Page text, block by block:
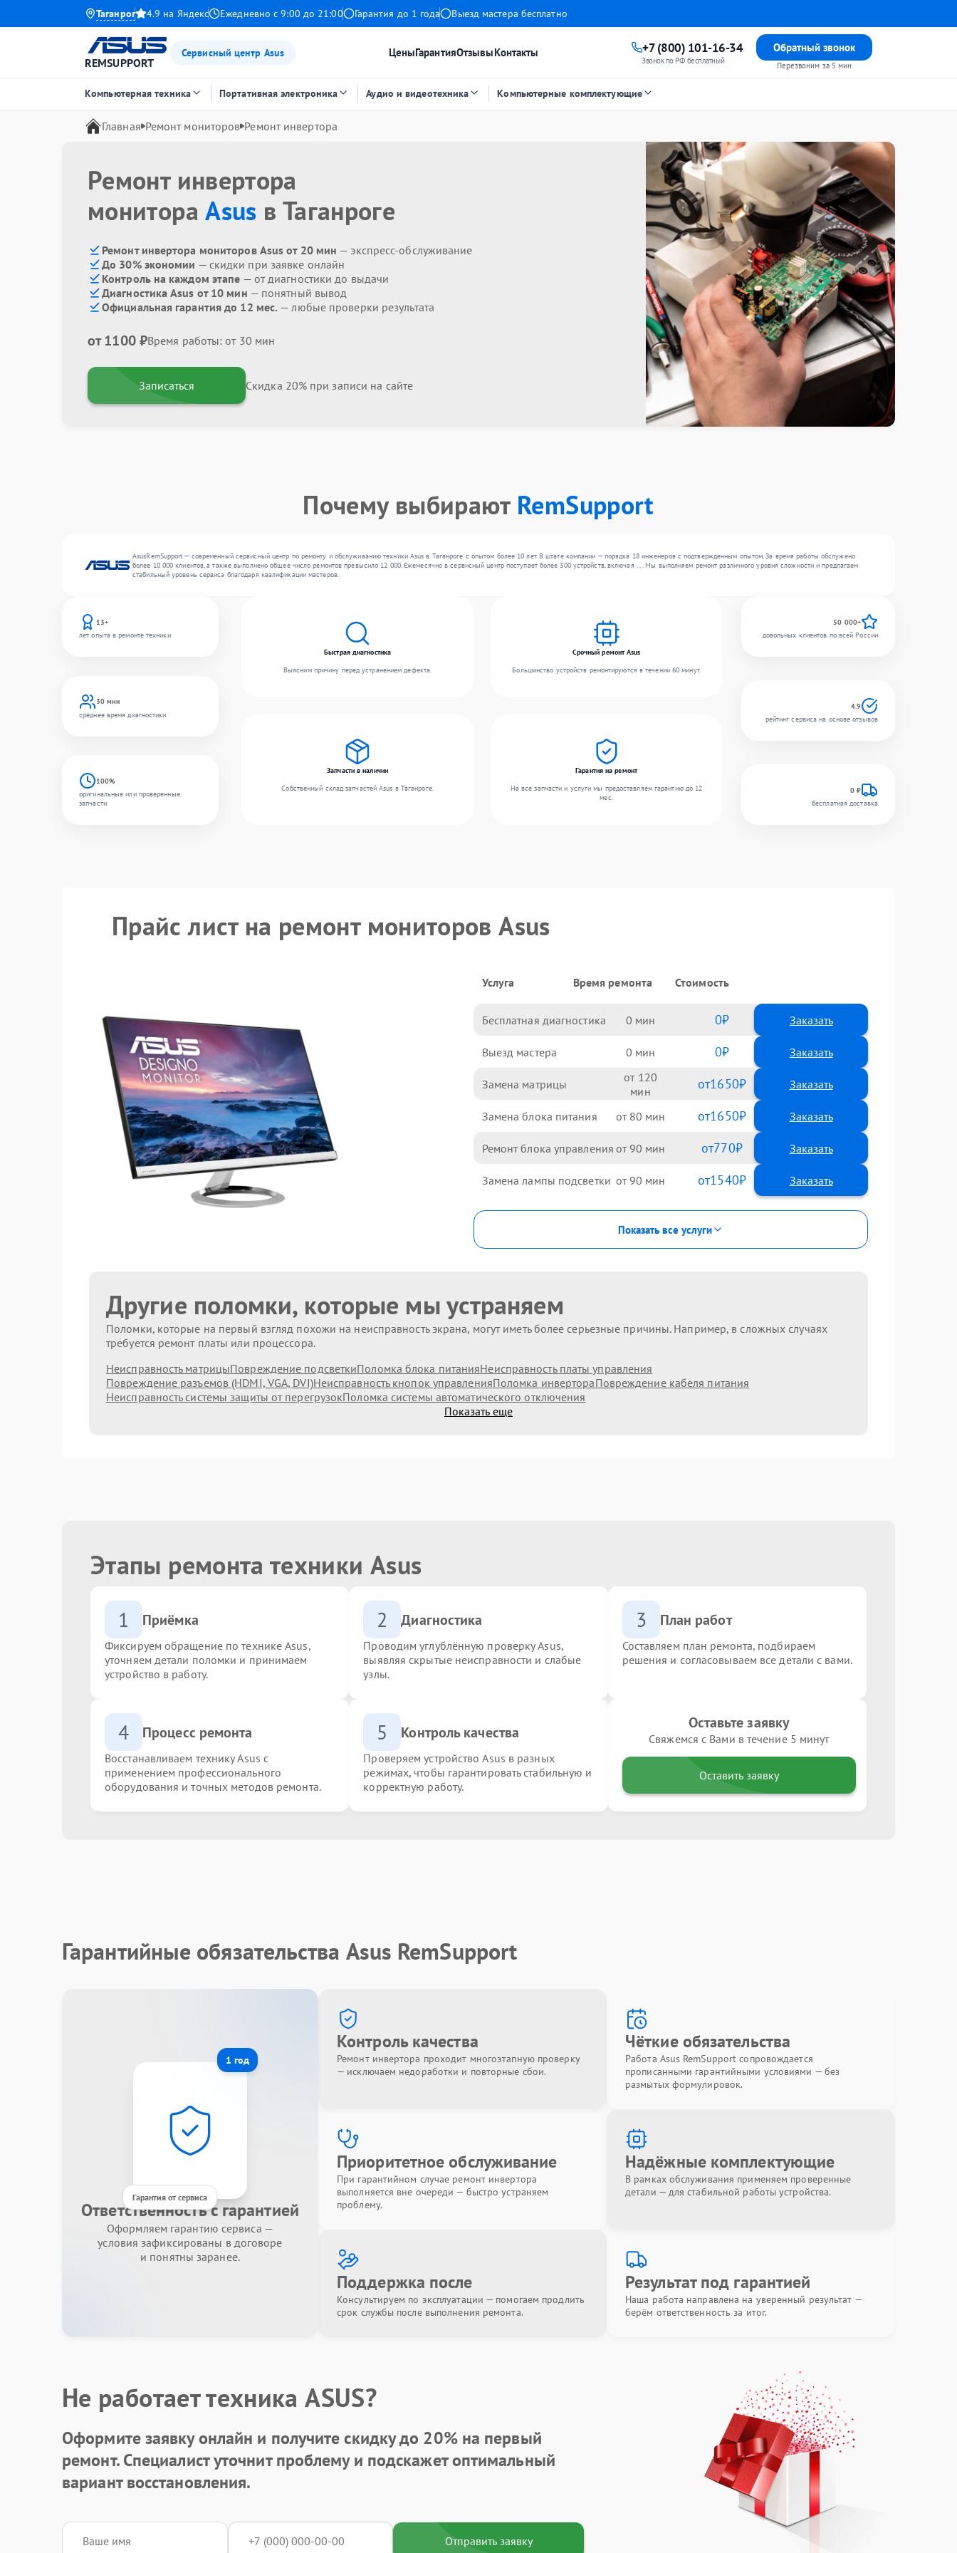
Таганрог 4.9 на Яндекс Ежедневно с 9:00 до 21:00 Гарантия до 1 года Выезд мастера бесплатно
REMSUPPORT
Сервисный центр Asus ЦеныГарантияОтзывыКонтакты +7 (800) 101-16-34
Звонок по РФ бесплатный
Обратный звонок
Перезвоним за 5 мин
Компьютерная техника Портативная электроника Аудио и видеотехника Компьютерные комплектующие
Главная Ремонт мониторов Ремонт инвертора
Ремонт инвертора
монитораAsus в Таганроге
Ремонт инвертора мониторов Asus от 20 мин — экспресс-обслуживание
До 30% экономии — скидки при заявке онлайн
Контроль на каждом этапе — от диагностики до выдачи
Диагностика Asus от 10 мин — понятный вывод
Официальная гарантия до 12 мес. — любые проверки результата
от 1100 ₽Время работы: от 30 мин
Записаться Скидка 20% при записи на сайте
Почему выбирают RemSupport
AsusRemSupport — современный сервисный центр по ремонту и обслуживанию техники Asus в Таганроге с опытом более 10 лет. В штате компании — порядка 18 инженеров с подтвержденным опытом. За время работы обслужено
более 10 000 клиентов, а также выполнено общее число ремонтов превысило 12 000. Ежемесячно в сервисный центр поступает более 300 устройств, включая , , . Мы выполняем ремонт различного уровня сложности и предлагаем
стабильный уровень сервиса благодаря квалификации мастеров.
13+
лет опыта в ремонте техники
30 мин
среднее время диагностики
100%
оригинальные или проверенные
запчасти
Быстрая диагностика
Выясним причину перед устранением дефекта.
Срочный ремонт Asus
Большинство устройств ремонтируются в течении 60 минут.
Запчасти в наличии
Собственный склад запчастей Asus в Таганроге.
Гарантия на ремонт
На все запчасти и услуги мы предоставляем гарантию до 12
мес.
50 000+
довольных клиентов по всей России
4.9
рейтинг сервиса на основе отзывов
0 ₽
бесплатная доставка
Прайс лист на ремонт мониторов Asus
Услуга Время ремонта Стоимость
Бесплатная диагностика 0 0 Заказать
Выезд мастера 0 0 Заказать
Замена матрицы 120 1650
Замена блока питания 80 1650
Ремонт блока управления 90 770
Замена лампы подсветки 90 1540
Показать все услуги
Другие поломки, которые мы устраняем
Поломки, которые на первый взгляд похожи на неисправность экрана, могут иметь более серьезные причины. Например, в сложных случаях
требуется ремонт платы или процессора.
Неисправность матрицыПовреждение подсветкиПоломка блока питанияНеисправность платы управления
Повреждение разъемов (HDMI, VGA, DVI)Неисправность кнопок управленияПоломка инвертораПовреждение кабеля питания
Неисправность системы защиты от перегрузокПоломка системы автоматического отключения
Показать еще
Этапы ремонта техники Asus
1 Приёмка
Фиксируем обращение по технике Asus,
уточняем детали поломки и принимаем
устройство в работу.
2 Диагностика
Проводим углублённую проверку Asus,
выявляя скрытые неисправности и слабые
узлы.
3 План работ
Составляем план ремонта, подбираем
решения и согласовываем все детали с вами.
4 Процесс ремонта
Восстанавливаем технику Asus с
применением профессионального
оборудования и точных методов ремонта.
5 Контроль качества
Проверяем устройство Asus в разных
режимах, чтобы гарантировать стабильную и
корректную работу.
Оставьте заявку
Свяжемся с Вами в течение 5 минут
Оставить заявку
Гарантийные обязательства Asus RemSupport
1 год
Гарантия от сервиса
Ответственность с гарантией
Оформляем гарантию сервиса —
условия зафиксированы в договоре
и понятны заранее.
Контроль качества
Ремонт инвертора проходит многоэтапную проверку
— исключаем недоработки и повторные сбои.
Чёткие обязательства
Работа Asus RemSupport сопровождается
прописанными гарантийными условиями — без
размытых формулировок.
Приоритетное обслуживание
При гарантийном случае ремонт инвертора
выполняется вне очереди — быстро устраняем
проблему.
Надёжные комплектующие
В рамках обслуживания применяем проверенные
детали — для стабильной работы устройства.
Поддержка после
Консультируем по эксплуатации — помогаем продлить
срок службы после выполнения ремонта.
Результат под гарантией
Наша работа направлена на уверенный результат —
берём ответственность за итог.
Не работает техника ASUS?
Оформите заявку онлайн и получитескидку до 20%на первый
ремонт. Специалист уточнит проблему и подскажет оптимальный
вариант восстановления.
Отправить заявку